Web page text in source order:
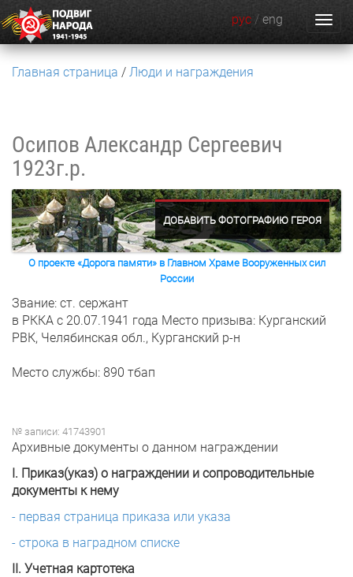
рус / eng
Главная страница Люди и награждения
Осипов Александр Сергеевич
1923г.р.
ДОБАВИТЬ ФОТОГРАФИЮ ГЕРОЯ
О проекте «Дорога памяти» в Главном Храме Вооруженных сил
России
Звание: ст. сержант
в РККА с 20.07.1941 года Место призыва: Курганский
РВК, Челябинская обл., Курганский р-н
Место службы: 890 тбап
№ записи: 41743901
Архивные документы о данном награждении
I. Приказ(указ) о награждении и сопроводительные
документы к нему
- первая страница приказа или указа
- строка в наградном списке
II. Учетная картотека